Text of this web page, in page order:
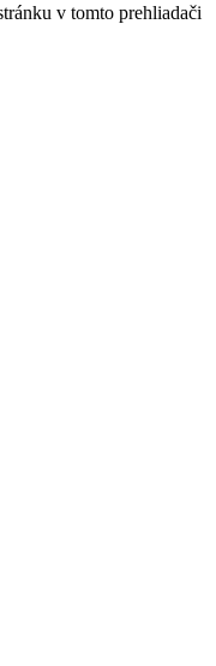
v tomto prehliadači